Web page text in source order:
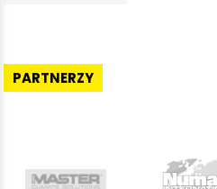
PARTNERZY